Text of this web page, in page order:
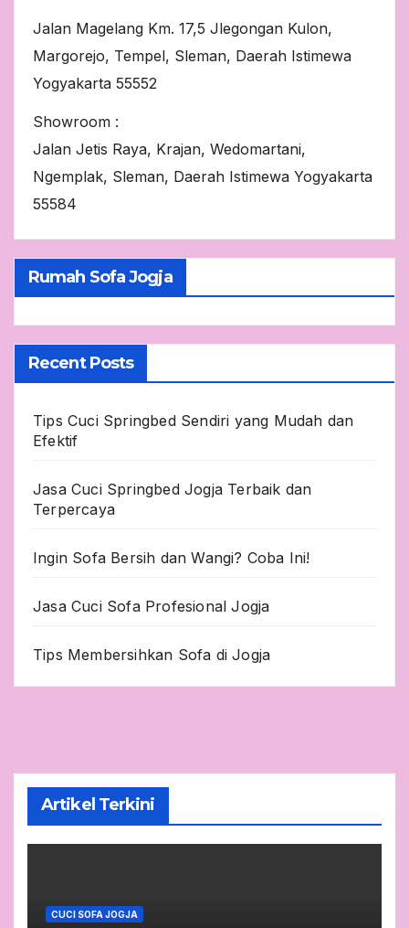
Jalan Magelang Km. 17,5 Jlegongan Kulon,
Margorejo, Tempel, Sleman, Daerah Istimewa
Yogyakarta 55552
Showroom :
Jalan Jetis Raya, Krajan, Wedomartani,
Ngemplak, Sleman, Daerah Istimewa Yogyakarta
55584
Rumah Sofa Jogja
Recent Posts
Tips Cuci Springbed Sendiri yang Mudah dan
Efektif
Jasa Cuci Springbed Jogja Terbaik dan
Terpercaya
Ingin Sofa Bersih dan Wangi? Coba Ini!
Jasa Cuci Sofa Profesional Jogja
Tips Membersihkan Sofa di Jogja
Artikel Terkini
CUCI SOFA JOGJA